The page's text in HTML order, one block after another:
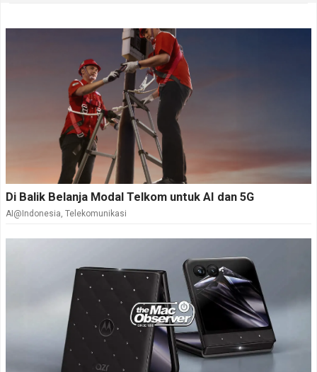
Di Balik Belanja Modal Telkom untuk AI dan 5G
AI@Indonesia Telekomunikasi